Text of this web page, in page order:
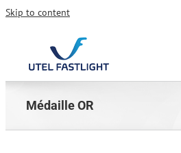
Skip to content
Médaille OR